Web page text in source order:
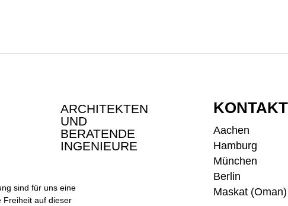
ARCHITEKTEN
UND
BERATENDE
INGENIEURE
sind für uns eine
Freiheit auf dieser
KONTAKT
Aachen
Hamburg
München
Berlin
Maskat (Oman)